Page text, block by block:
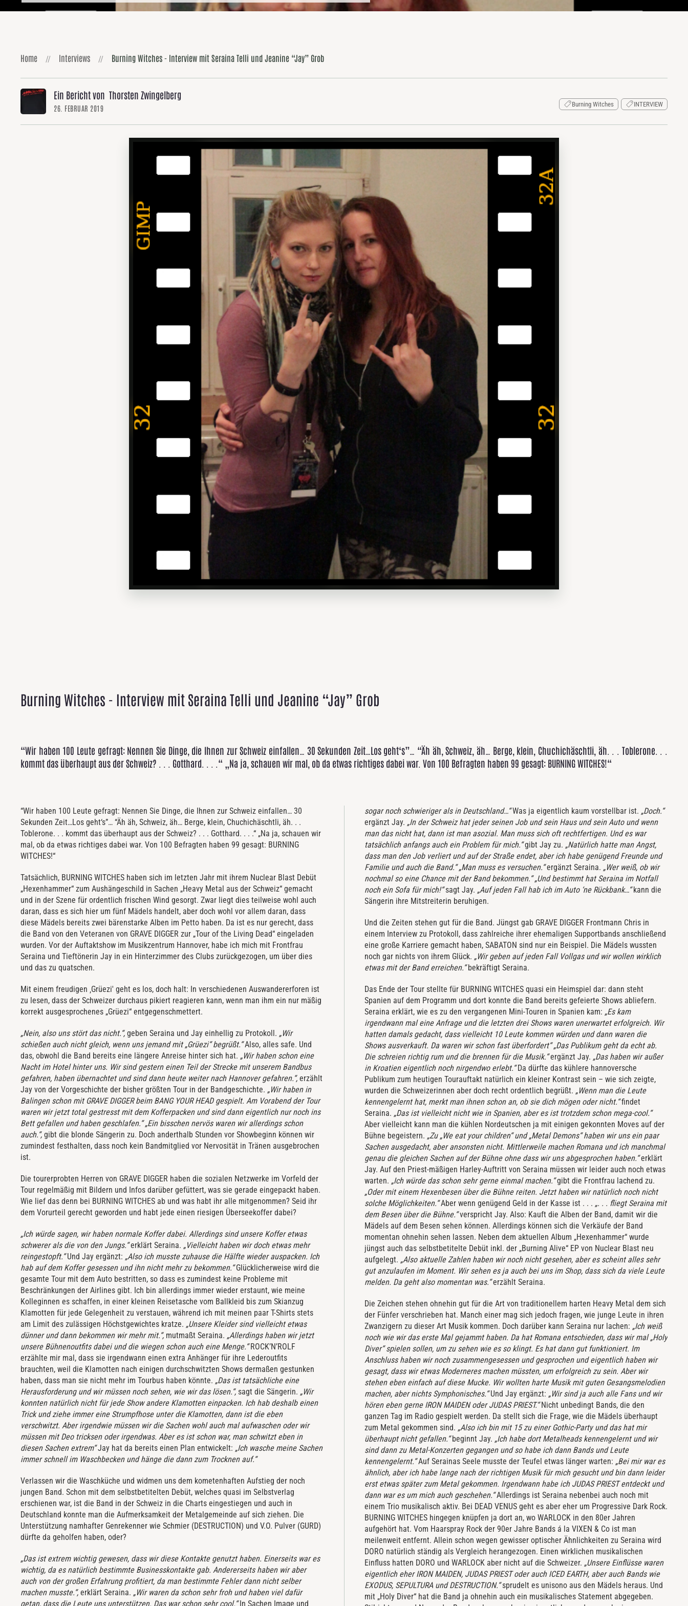
Home Interviews Burning Witches - Interview mit Seraina Telli und Jeanine “Jay” Grob
Ein Bericht von Thorsten Zwingelberg
26. FEBRUAR 2019 Burning Witches INTERVIEW
Burning Witches - Interview mit Seraina Telli und Jeanine “Jay” Grob
“Wir haben 100 Leute gefragt: Nennen Sie Dinge, die Ihnen zur Schweiz einfallen… 30 Sekunden Zeit…Los geht‘s”… “Äh äh, Schweiz, äh… Berge, klein, Chuchichäschtli, äh. . . Toblerone. . .
kommt das überhaupt aus der Schweiz? . . . Gotthard. . . .“ „Na ja, schauen wir mal, ob da etwas richtiges dabei war. Von 100 Befragten haben 99 gesagt: BURNING WITCHES!“
“Wir haben 100 Leute gefragt: Nennen Sie Dinge, die Ihnen zur Schweiz einfallen… 30
Sekunden Zeit…Los geht‘s”… “Äh äh, Schweiz, äh… Berge, klein, Chuchichäschtli, äh. . .
Toblerone. . . kommt das überhaupt aus der Schweiz? . . . Gotthard. . . .“ „Na ja, schauen wir
mal, ob da etwas richtiges dabei war. Von 100 Befragten haben 99 gesagt: BURNING
WITCHES!“
Tatsächlich, BURNING WITCHES haben sich im letzten Jahr mit ihrem Nuclear Blast Debüt
„Hexenhammer“ zum Aushängeschild in Sachen „Heavy Metal aus der Schweiz“ gemacht
und in der Szene für ordentlich frischen Wind gesorgt. Zwar liegt dies teilweise wohl auch
daran, dass es sich hier um fünf Mädels handelt, aber doch wohl vor allem daran, dass
diese Mädels bereits zwei bärenstarke Alben im Petto haben. Da ist es nur gerecht, dass
die Band von den Veteranen von GRAVE DIGGER zur „Tour of the Living Dead“ eingeladen
wurden. Vor der Auftaktshow im Musikzentrum Hannover, habe ich mich mit Frontfrau
Seraina und Tieftönerin Jay in ein Hinterzimmer des Clubs zurückgezogen, um über dies
und das zu quatschen.
Mit einem freudigen ‚Grüezi' geht es los, doch halt: In verschiedenen Auswandererforen ist
zu lesen, dass der Schweizer durchaus pikiert reagieren kann, wenn man ihm ein nur mäßig
korrekt ausgesprochenes „Grüezi“ entgegenschmettert.
„Nein, also uns stört das nicht.“, geben Seraina und Jay einhellig zu Protokoll. „Wir
schießen auch nicht gleich, wenn uns jemand mit „Grüezi“ begrüßt.“Also, alles safe. Und
das, obwohl die Band bereits eine längere Anreise hinter sich hat. „Wir haben schon eine
Nacht im Hotel hinter uns. Wir sind gestern einen Teil der Strecke mit unserem Bandbus
gefahren, haben übernachtet und sind dann heute weiter nach Hannover gefahren.“, erzählt
Jay von der Vorgeschichte der bisher größten Tour in der Bandgeschichte. „Wir haben in
Balingen schon mit GRAVE DIGGER beim BANG YOUR HEAD gespielt. Am Vorabend der Tour
waren wir jetzt total gestresst mit dem Kofferpacken und sind dann eigentlich nur noch ins
Bett gefallen und haben geschlafen.“ „Ein bisschen nervös waren wir allerdings schon
auch.“, gibt die blonde Sängerin zu. Doch anderthalb Stunden vor Showbeginn können wir
zumindest festhalten, dass noch kein Bandmitglied vor Nervosität in Tränen ausgebrochen
ist.
Die tourerprobten Herren von GRAVE DIGGER haben die sozialen Netzwerke im Vorfeld der
Tour regelmäßig mit Bildern und Infos darüber gefüttert, was sie gerade eingepackt haben.
Wie lief das denn bei BURNING WITCHES ab und was habt ihr alle mitgenommen? Seid ihr
dem Vorurteil gerecht geworden und habt jede einen riesigen Überseekoffer dabei?
„Ich würde sagen, wir haben normale Koffer dabei. Allerdings sind unsere Koffer etwas
schwerer als die von den Jungs.“erklärt Seraina. „Vielleicht haben wir doch etwas mehr
reingestopft.“Und Jay ergänzt: „Also ich musste zuhause die Hälfte wieder auspacken. Ich
hab auf dem Koffer gesessen und ihn nicht mehr zu bekommen.“Glücklicherweise wird die
gesamte Tour mit dem Auto bestritten, so dass es zumindest keine Probleme mit
Beschränkungen der Airlines gibt. Ich bin allerdings immer wieder erstaunt, wie meine
Kolleginnen es schaffen, in einer kleinen Reisetasche vom Ballkleid bis zum Skianzug
Klamotten für jede Gelegenheit zu verstauen, während ich mit meinen paar T-Shirts stets
am Limit des zulässigen Höchstgewichtes kratze. „Unsere Kleider sind vielleicht etwas
dünner und dann bekommen wir mehr mit.“, mutmaßt Seraina. „Allerdings haben wir jetzt
unsere Bühnenoutfits dabei und die wiegen schon auch eine Menge.“ROCK’N’ROLF
erzählte mir mal, dass sie irgendwann einen extra Anhänger für ihre Lederoutfits
brauchten, weil die Klamotten nach einigen durchschwitzten Shows dermaßen gestunken
haben, dass man sie nicht mehr im Tourbus haben könnte. „Das ist tatsächliche eine
Herausforderung und wir müssen noch sehen, wie wir das lösen.“, sagt die Sängerin. „Wir
konnten natürlich nicht für jede Show andere Klamotten einpacken. Ich hab deshalb einen
Trick und ziehe immer eine Strumpfhose unter die Klamotten, dann ist die eben
verschwitzt. Aber irgendwie müssen wir die Sachen wohl auch mal aufwaschen oder wir
müssen mit Deo tricksen oder irgendwas. Aber es ist schon war, man schwitzt eben in
diesen Sachen extrem“Jay hat da bereits einen Plan entwickelt: „Ich wasche meine Sachen
immer schnell im Waschbecken und hänge die dann zum Trocknen auf.“
Verlassen wir die Waschküche und widmen uns dem kometenhaften Aufstieg der noch
jungen Band. Schon mit dem selbstbetitelten Debüt, welches quasi im Selbstverlag
erschienen war, ist die Band in der Schweiz in die Charts eingestiegen und auch in
Deutschland konnte man die Aufmerksamkeit der Metalgemeinde auf sich ziehen. Die
Unterstützung namhafter Genrekenner wie Schmier (DESTRUCTION) und V.O. Pulver (GURD)
dürfte da geholfen haben, oder?
„Das ist extrem wichtig gewesen, dass wir diese Kontakte genutzt haben. Einerseits war es
wichtig, da es natürlich bestimmte Businesskontakte gab. Andererseits haben wir aber
auch von der großen Erfahrung profitiert, da man bestimmte Fehler dann nicht selber
machen musste.“, erklärt Seraina. „Wir waren da schon sehr froh und haben viel dafür
getan, dass die Leute uns unterstützen. Das war schon sehr cool.“In Sachen Image und
sogar noch schwieriger als in Deutschland…“Was ja eigentlich kaum vorstellbar ist. „Doch.“
ergänzt Jay. „In der Schweiz hat jeder seinen Job und sein Haus und sein Auto und wenn
man das nicht hat, dann ist man asozial. Man muss sich oft rechtfertigen. Und es war
tatsächlich anfangs auch ein Problem für mich.“gibt Jay zu. „Natürlich hatte man Angst,
dass man den Job verliert und auf der Straße endet, aber ich habe genügend Freunde und
Familie und auch die Band.“ „Man muss es versuchen.“ergänzt Seraina. „Wer weiß, ob wir
nochmal so eine Chance mit der Band bekommen.“ „Und bestimmt hat Seraina im Notfall
noch ein Sofa für mich!“sagt Jay. „Auf jeden Fall hab ich im Auto ‘ne Rückbank…“kann die
Sängerin ihre Mitstreiterin beruhigen.
Und die Zeiten stehen gut für die Band. Jüngst gab GRAVE DIGGER Frontmann Chris in
einem Interview zu Protokoll, dass zahlreiche ihrer ehemaligen Supportbands anschließend
eine große Karriere gemacht haben, SABATON sind nur ein Beispiel. Die Mädels wussten
noch gar nichts von ihrem Glück. „Wir geben auf jeden Fall Vollgas und wir wollen wirklich
etwas mit der Band erreichen.“bekräftigt Seraina.
Das Ende der Tour stellte für BURNING WITCHES quasi ein Heimspiel dar: dann steht
Spanien auf dem Programm und dort konnte die Band bereits gefeierte Shows abliefern.
Seraina erklärt, wie es zu den vergangenen Mini-Touren in Spanien kam: „Es kam
irgendwann mal eine Anfrage und die letzten drei Shows waren unerwartet erfolgreich. Wir
hatten damals gedacht, dass vielleicht 10 Leute kommen würden und dann waren die
Shows ausverkauft. Da waren wir schon fast überfordert“ „Das Publikum geht da echt ab.
Die schreien richtig rum und die brennen für die Musik.“ergänzt Jay. „Das haben wir außer
in Kroatien eigentlich noch nirgendwo erlebt.“Da dürfte das kühlere hannoversche
Publikum zum heutigen Tourauftakt natürlich ein kleiner Kontrast sein – wie sich zeigte,
wurden die Schweizerinnen aber doch recht ordentlich begrüßt. „Wenn man die Leute
kennengelernt hat, merkt man ihnen schon an, ob sie dich mögen oder nicht.“findet
Seraina. „Das ist vielleicht nicht wie in Spanien, aber es ist trotzdem schon mega-cool.“
Aber vielleicht kann man die kühlen Nordeutschen ja mit einigen gekonnten Moves auf der
Bühne begeistern. „Zu „We eat your children“ und „Metal Demons“ haben wir uns ein paar
Sachen ausgedacht, aber ansonsten nicht. Mittlerweile machen Romana und ich manchmal
genau die gleichen Sachen auf der Bühne ohne dass wir uns abgesprochen haben.“erklärt
Jay. Auf den Priest-mäßigen Harley-Auftritt von Seraina müssen wir leider auch noch etwas
warten. „Ich würde das schon sehr gerne einmal machen.“gibt die Frontfrau lachend zu.
„Oder mit einem Hexenbesen über die Bühne reiten. Jetzt haben wir natürlich noch nicht
solche Möglichkeiten.“Aber wenn genügend Geld in der Kasse ist . . . „. . . fliegt Seraina mit
dem Besen über die Bühne.“verspricht Jay. Also: Kauft die Alben der Band, damit wir die
Mädels auf dem Besen sehen können. Allerdings können sich die Verkäufe der Band
momentan ohnehin sehen lassen. Neben dem aktuellen Album „Hexenhammer“ wurde
jüngst auch das selbstbetitelte Debüt inkl. der „Burning Alive“ EP von Nuclear Blast neu
aufgelegt. „Also aktuelle Zahlen haben wir noch nicht gesehen, aber es scheint alles sehr
gut anzulaufen im Moment. Wir sehen es ja auch bei uns im Shop, dass sich da viele Leute
melden. Da geht also momentan was.“erzählt Seraina.
Die Zeichen stehen ohnehin gut für die Art von traditionellem harten Heavy Metal dem sich
der Fünfer verschrieben hat. Manch einer mag sich jedoch fragen, wie junge Leute in ihren
Zwanzigern zu dieser Art Musik kommen. Doch darüber kann Seraina nur lachen: „Ich weiß
noch wie wir das erste Mal gejammt haben. Da hat Romana entschieden, dass wir mal „Holy
Diver“ spielen sollen, um zu sehen wie es so klingt. Es hat dann gut funktioniert. Im
Anschluss haben wir noch zusammengesessen und gesprochen und eigentlich haben wir
gesagt, dass wir etwas Moderneres machen müssten, um erfolgreich zu sein. Aber wir
stehen eben einfach auf diese Mucke. Wir wollten harte Musik mit guten Gesangsmelodien
machen, aber nichts Symphonisches.“Und Jay ergänzt: „Wir sind ja auch alle Fans und wir
hören eben gerne IRON MAIDEN oder JUDAS PRIEST.“Nicht unbedingt Bands, die den
ganzen Tag im Radio gespielt werden. Da stellt sich die Frage, wie die Mädels überhaupt
zum Metal gekommen sind. „Also ich bin mit 15 zu einer Gothic-Party und das hat mir
überhaupt nicht gefallen.“beginnt Jay. „Ich habe dort Metalheads kennengelernt und wir
sind dann zu Metal-Konzerten gegangen und so habe ich dann Bands und Leute
kennengelernt.“Auf Serainas Seele musste der Teufel etwas länger warten: „Bei mir war es
ähnlich, aber ich habe lange nach der richtigen Musik für mich gesucht und bin dann leider
erst etwas später zum Metal gekommen. Irgendwann habe ich JUDAS PRIEST entdeckt und
dann war es um mich auch geschehen.“Allerdings ist Seraina nebenbei auch noch mit
einem Trio musikalisch aktiv. Bei DEAD VENUS geht es aber eher um Progressive Dark Rock.
BURNING WITCHES hingegen knüpfen ja dort an, wo WARLOCK in den 80er Jahren
aufgehört hat. Vom Haarspray Rock der 90er Jahre Bands á la VIXEN & Co ist man
meilenweit entfernt. Allein schon wegen gewisser optischer Ähnlichkeiten zu Seraina wird
DORO natürlich ständig als Vergleich herangezogen. Einen wirklichen musikalischen
Einfluss hatten DORO und WARLOCK aber nicht auf die Schweizer. „Unsere Einflüsse waren
eigentlich eher IRON MAIDEN, JUDAS PRIEST oder auch ICED EARTH, aber auch Bands wie
EXODUS, SEPULTURA und DESTRUCTION.“sprudelt es unisono aus den Mädels heraus. Und
mit „Holy Diver“ hat die Band ja ohnehin auch ein musikalisches Statement abgegeben.